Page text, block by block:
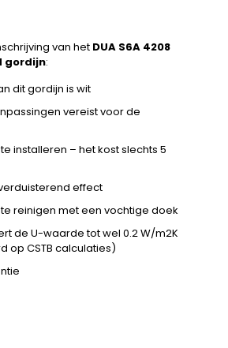
van het DUA S6A 4208
gordijn:
dit gordijn is wit
vereist voor de
installeren – het kost slechts 5
verduisterend effect
reinigen met een vochtige doek
de U-waarde tot wel 0.2 W/m2K
op CSTB calculaties)